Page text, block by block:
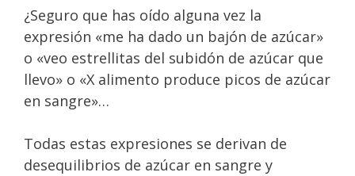
¿Seguro que has oído alguna vez la
expresión «me ha dado un bajón de azúcar»
o «veo estrellitas del subidón de azúcar que
llevo» o «X alimento produce picos de azúcar
en sangre»…
Todas estas expresiones se derivan de
desequilibrios de azúcar en sangre y